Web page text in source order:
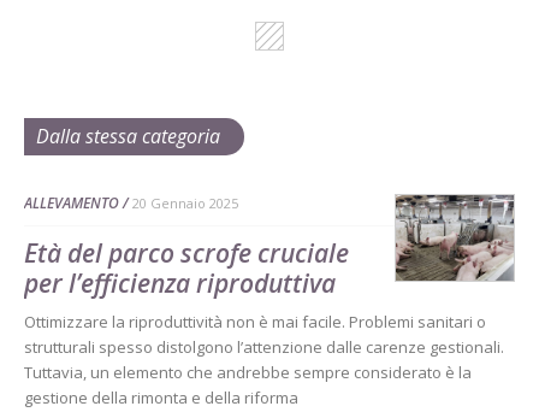
Dalla stessa categoria
ALLEVAMENTO 20 Gennaio 2025
Età del parco scrofe cruciale
per l’efficienza riproduttiva
Ottimizzare la riproduttività non è mai facile. Problemi sanitari o
strutturali spesso distolgono l’attenzione dalle carenze gestionali.
Tuttavia, un elemento che andrebbe sempre considerato è la
gestione della rimonta e della riforma